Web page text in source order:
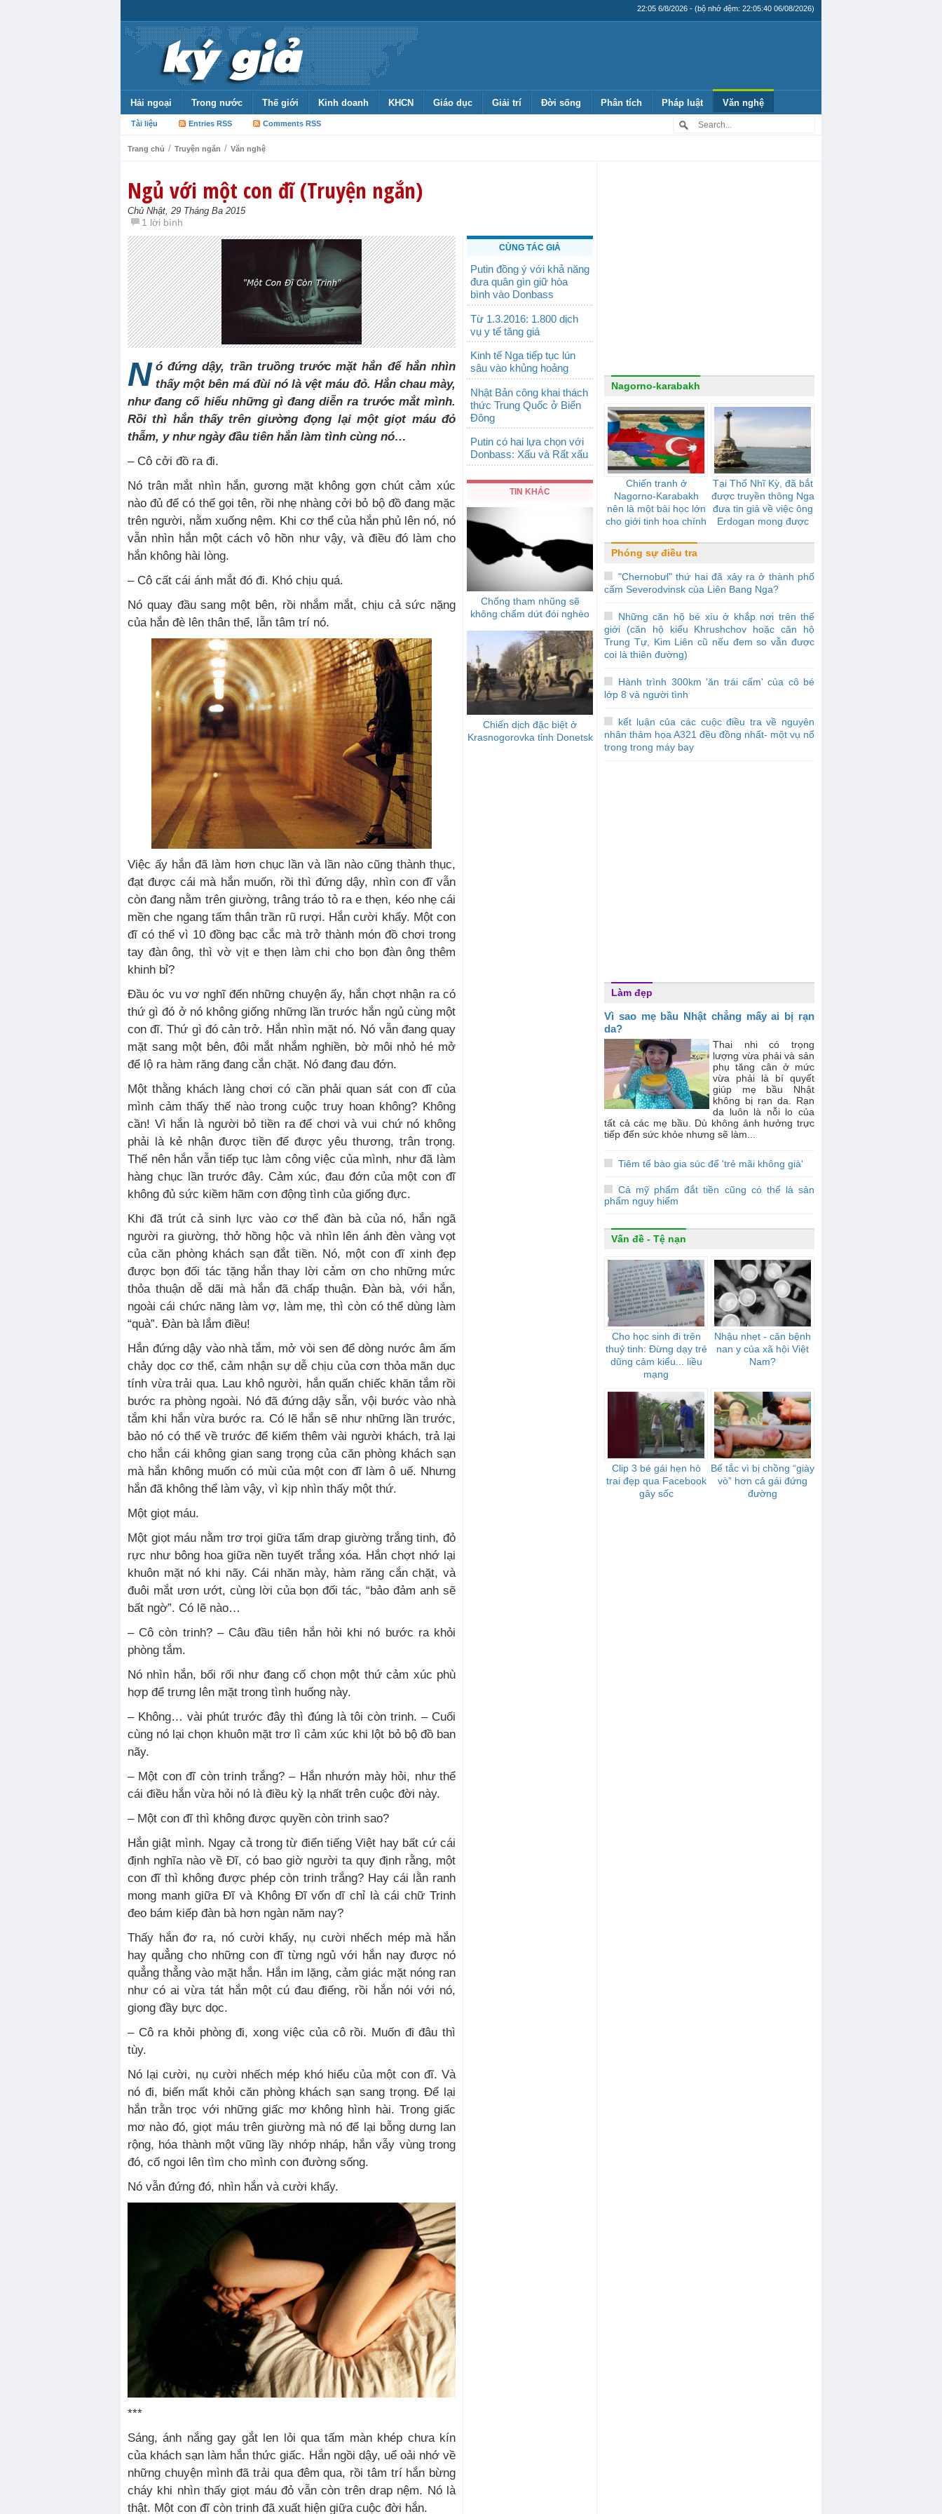
22:05 6/8/2026 - (bộ nhớ đệm: 22:05:40 06/08/2026)
Hải ngoại Trong nước Thế giới Kinh doanh KHCN Giáo dục Giải trí Đời sống Phân tích Pháp luật Văn nghệ
Tài liệu Entries RSS Comments RSS
Trang chủ / Truyện ngắn / Văn nghệ
Ngủ với một con đĩ (Truyện ngắn)
Chủ Nhật, 29 Tháng Ba 2015
1 lời bình
N ó đứng dậy, trần truồng trước mặt hắn để hắn nhìn
thấy một bên má đùi nó là vệt máu đỏ. Hắn chau mày,
như đang cố hiểu những gì đang diễn ra trước mắt mình.
Rồi thì hắn thấy trên giường đọng lại một giọt máu đỏ
thẫm, y như ngày đầu tiên hắn làm tình cùng nó…
– Cô cởi đồ ra đi.
Nó trân mắt nhìn hắn, gương mặt không gợn chút cảm xúc
nào đủ để có thể gọi tên, rồi nhẹ nhàng cởi bỏ bộ đồ đang mặc
trên người, nằm xuống nệm. Khi cơ thể của hắn phủ lên nó, nó
vẫn nhìn hắn một cách vô hồn như vậy, và điều đó làm cho
hắn không hài lòng.
– Cô cất cái ánh mắt đó đi. Khó chịu quá.
Nó quay đầu sang một bên, rồi nhắm mắt, chịu cả sức nặng
của hắn đè lên thân thể, lẫn tâm trí nó.
Việc ấy hắn đã làm hơn chục lần và lần nào cũng thành thục,
đạt được cái mà hắn muốn, rồi thì đứng dậy, nhìn con đĩ vẫn
còn đang nằm trên giường, trâng tráo tỏ ra e thẹn, kéo nhẹ cái
mền che ngang tấm thân trần rũ rượi. Hắn cười khẩy. Một con
đĩ có thể vì 10 đồng bạc cắc mà trở thành món đồ chơi trong
tay đàn ông, thì vờ vịt e thẹn làm chi cho bọn đàn ông thêm
khinh bỉ?
Đầu óc vu vơ nghĩ đến những chuyện ấy, hắn chợt nhận ra có
thứ gì đó ở nó không giống những lần trước hắn ngủ cùng một
con đĩ. Thứ gì đó cản trở. Hắn nhìn mặt nó. Nó vẫn đang quay
mặt sang một bên, đôi mắt nhắm nghiền, bờ môi nhỏ hé mở
để lộ ra hàm răng đang cắn chặt. Nó đang đau đớn.
Một thằng khách làng chơi có cần phải quan sát con đĩ của
mình cảm thấy thế nào trong cuộc truy hoan không? Không
cần! Vì hắn là người bỏ tiền ra để chơi và vui chứ nó không
phải là kẻ nhận được tiền để được yêu thương, trân trọng.
Thế nên hắn vẫn tiếp tục làm công việc của mình, như đã làm
hàng chục lần trước đây. Cảm xúc, đau đớn của một con đĩ
không đủ sức kiềm hãm cơn động tình của giống đực.
Khi đã trút cả sinh lực vào cơ thể đàn bà của nó, hắn ngã
người ra giường, thở hồng hộc và nhìn lên ánh đèn vàng vọt
của căn phòng khách sạn đắt tiền. Nó, một con đĩ xinh đẹp
được bọn đối tác tặng hắn thay lời cảm ơn cho những mức
thỏa thuận dễ dãi mà hắn đã chấp thuận. Đàn bà, với hắn,
ngoài cái chức năng làm vợ, làm mẹ, thì còn có thể dùng làm
“quà”. Đàn bà lắm điều!
Hắn đứng dậy vào nhà tắm, mở vòi sen để dòng nước âm ấm
chảy dọc cơ thể, cảm nhận sự dễ chịu của cơn thỏa mãn dục
tính vừa trải qua. Lau khô người, hắn quấn chiếc khăn tắm rồi
bước ra phòng ngoài. Nó đã đứng dậy sẵn, vội bước vào nhà
tắm khi hắn vừa bước ra. Có lẽ hắn sẽ như những lần trước,
bảo nó có thể về trước để kiếm thêm vài người khách, trả lại
cho hắn cái không gian sang trọng của căn phòng khách sạn
mà hắn không muốn có mùi của một con đĩ làm ô uế. Nhưng
hắn đã không thể làm vậy, vì kịp nhìn thấy một thứ.
Một giọt máu.
Một giọt máu nằm trơ trọi giữa tấm drap giường trắng tinh, đỏ
rực như bông hoa giữa nền tuyết trắng xóa. Hắn chợt nhớ lại
khuôn mặt nó khi nãy. Cái nhăn mày, hàm răng cắn chặt, và
đuôi mắt ươn ướt, cùng lời của bọn đối tác, “bảo đảm anh sẽ
bất ngờ”. Có lẽ nào…
– Cô còn trinh? – Câu đầu tiên hắn hỏi khi nó bước ra khỏi
phòng tắm.
Nó nhìn hắn, bối rối như đang cố chọn một thứ cảm xúc phù
hợp để trưng lên mặt trong tình huống này.
– Không… vài phút trước đây thì đúng là tôi còn trinh. – Cuối
cùng nó lại chọn khuôn mặt trơ lì cảm xúc khi lột bỏ bộ đồ ban
nãy.
– Một con đĩ còn trinh trắng? – Hắn nhướn mày hỏi, như thể
cái điều hắn vừa hỏi nó là điều kỳ lạ nhất trên cuộc đời này.
– Một con đĩ thì không được quyền còn trinh sao?
Hắn giật mình. Ngay cả trong từ điển tiếng Việt hay bất cứ cái
định nghĩa nào về Đĩ, có bao giờ người ta quy định rằng, một
con đĩ thì không được phép còn trinh trắng? Hay cái lằn ranh
mong manh giữa Đĩ và Không Đĩ vốn dĩ chỉ là cái chữ Trinh
đeo bám kiếp đàn bà hơn ngàn năm nay?
Thấy hắn đơ ra, nó cười khẩy, nụ cười nhếch mép mà hắn
hay quẳng cho những con đĩ từng ngủ với hắn nay được nó
quẳng thẳng vào mặt hắn. Hắn im lặng, cảm giác mặt nóng ran
như có ai vừa tát hắn một cú đau điếng, rồi hắn nói với nó,
giọng đầy bực dọc.
– Cô ra khỏi phòng đi, xong việc của cô rồi. Muốn đi đâu thì
tùy.
Nó lại cười, nụ cười nhếch mép khó hiểu của một con đĩ. Và
nó đi, biến mất khỏi căn phòng khách sạn sang trọng. Để lại
hắn trằn trọc với những giấc mơ không hình hài. Trong giấc
mơ nào đó, giọt máu trên giường mà nó để lại bỗng dưng lan
rộng, hóa thành một vũng lầy nhớp nháp, hắn vẫy vùng trong
đó, cố ngoi lên tìm cho mình con đường sống.
Nó vẫn đứng đó, nhìn hắn và cười khẩy.
***
Sáng, ánh nắng gay gắt len lỏi qua tấm màn khép chưa kín
của khách sạn làm hắn thức giấc. Hắn ngồi dậy, uể oải nhớ về
những chuyện mình đã trải qua đêm qua, rồi tâm trí hắn bừng
cháy khi nhìn thấy giọt máu đỏ vẫn còn trên drap nệm. Nó là
thật. Một con đĩ còn trinh đã xuất hiện giữa cuộc đời hắn.
CÙNG TÁC GIẢ
Putin đồng ý với khả năng
đưa quân gìn giữ hòa
bình vào Donbass
Từ 1.3.2016: 1.800 dịch
vụ y tế tăng giá
Kinh tế Nga tiếp tục lún
sâu vào khủng hoảng
Nhật Bản công khai thách
thức Trung Quốc ở Biển
Đông
Putin có hai lựa chọn với
Donbass: Xấu và Rất xấu
TIN KHÁC
Chống tham nhũng sẽ
không chấm dứt đói nghèo
Chiến dịch đặc biệt ở
Krasnogorovka tỉnh Donetsk
Nagorno-karabakh
Chiến tranh ở
Nagorno-Karabakh
nên là một bài học lớn
cho giới tinh hoa chính
Tại Thổ Nhĩ Kỳ, đã bắt
được truyền thông Nga
đưa tin giả về việc ông
Erdogan mong được
Phóng sự điều tra
"Chernobưl" thứ hai đã xảy ra ở thành phố
cấm Severodvinsk của Liên Bang Nga?
Những căn hộ bé xíu ở khắp nơi trên thế
giới (căn hộ kiểu Khrushchov hoặc căn hộ
Trung Tự, Kim Liên cũ nếu đem so vẫn được
coi là thiên đường)
Hành trình 300km 'ăn trái cấm' của cô bé
lớp 8 và người tình
kết luận của các cuộc điều tra về nguyên
nhân thảm họa A321 đều đồng nhất- một vụ nổ
trong trong máy bay
Làm đẹp
Vì sao mẹ bầu Nhật chẳng mấy ai bị rạn
da?
Thai nhi có trọng
lượng vừa phải và sản
phụ tăng cân ở mức
vừa phải là bí quyết
giúp mẹ bầu Nhật
không bị rạn da. Rạn
da luôn là nỗi lo của
tất cả các mẹ bầu. Dù không ảnh hưởng trực
tiếp đến sức khỏe nhưng sẽ làm...
Tiêm tế bào gia súc để 'trẻ mãi không già'
Cả mỹ phẩm đắt tiền cũng có thể là sản
phẩm nguy hiểm
Vấn đề - Tệ nạn
Cho học sinh đi trên
thuỷ tinh: Đừng dạy trẻ
dũng cảm kiểu... liều
mạng
Nhậu nhẹt - căn bệnh
nan y của xã hội Việt
Nam?
Clip 3 bé gái hẹn hò
trai đẹp qua Facebook
gây sốc
Bế tắc vì bị chồng “giày
vò” hơn cả gái đứng
đường